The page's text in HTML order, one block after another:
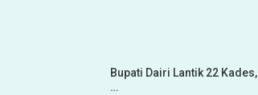
Bupati Dairi Lantik 22 Kades,
…